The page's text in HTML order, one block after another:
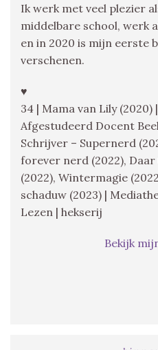
Ik werk met veel plezier
middelbare school, werk
en in 2020 is mijn eerste
verschenen.
♥
34 | Mama van Lily
Afgestudeerd Docent
Schrijver – Supernerd
forever nerd (2022),
(2022), Wintermagie
schaduw (2023) |
Lezen | hekserij
Bekijk